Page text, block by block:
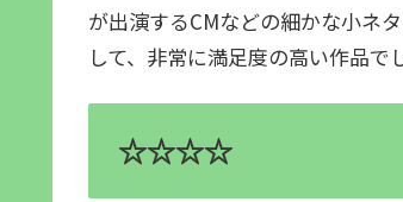
が出演するCMなどの細かな小ネ
して、非常に満足度の高い作品で
☆☆☆☆